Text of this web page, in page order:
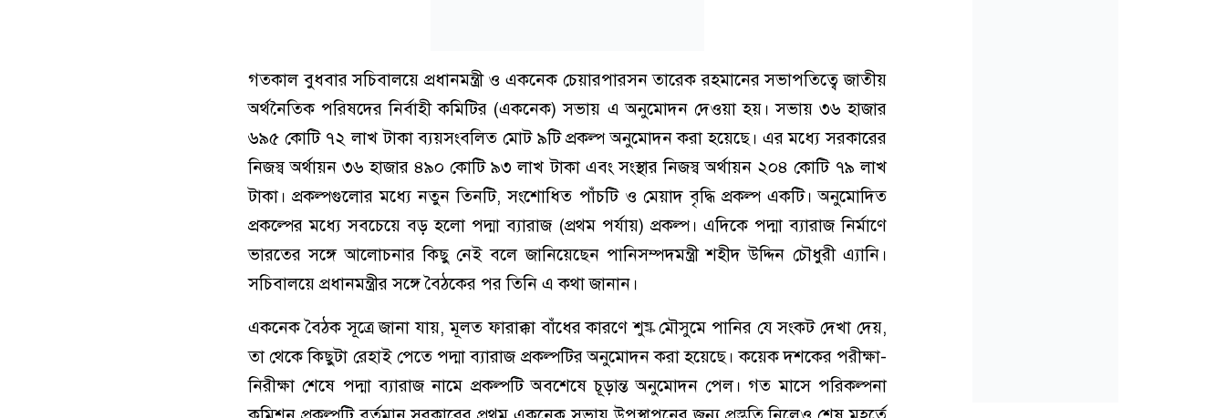
গতকাল বুধবার সচিবালয়ে প্রধানমন্ত্রী ও একনেক চেয়ারপারসন তারেক রহমানের সভাপতিত্বে জাতীয়
অর্থনৈতিক পরিষদের নির্বাহী কমিটির (একনেক) সভায় এ অনুমোদন দেওয়া হয়। সভায় ৩৬ হাজার
৬৯৫ কোটি ৭২ লাখ টাকা ব্যয়সংবলিত মোট ৯টি প্রকল্প অনুমোদন করা হয়েছে। এর মধ্যে সরকারের
নিজস্ব অর্থায়ন ৩৬ হাজার ৪৯০ কোটি ৯৩ লাখ টাকা এবং সংস্থার নিজস্ব অর্থায়ন ২০৪ কোটি ৭৯ লাখ
টাকা। প্রকল্পগুলোর মধ্যে নতুন তিনটি, সংশোধিত পাঁচটি ও মেয়াদ বৃদ্ধি প্রকল্প একটি। অনুমোদিত
প্রকল্পের মধ্যে সবচেয়ে বড় হলো পদ্মা ব্যারাজ (প্রথম পর্যায়) প্রকল্প। এদিকে পদ্মা ব্যারাজ নির্মাণে
ভারতের সঙ্গে আলোচনার কিছু নেই বলে জানিয়েছেন পানিসম্পদমন্ত্রী শহীদ উদ্দিন চৌধুরী এ্যানি।
সচিবালয়ে প্রধানমন্ত্রীর সঙ্গে বৈঠকের পর তিনি এ কথা জানান।
একনেক বৈঠক সূত্রে জানা যায়, মূলত ফারাক্কা বাঁধের কারণে শুষ্ক মৌসুমে পানির যে সংকট দেখা দেয়,
তা থেকে কিছুটা রেহাই পেতে পদ্মা ব্যারাজ প্রকল্পটির অনুমোদন করা হয়েছে। কয়েক দশকের পরীক্ষা-
নিরীক্ষা শেষে পদ্মা ব্যারাজ নামে প্রকল্পটি অবশেষে চূড়ান্ত অনুমোদন পেল। গত মাসে পরিকল্পনা